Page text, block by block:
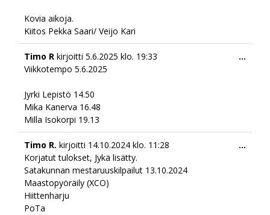
Kovia aikoja.
Kiitos Pekka Saari/ Veijo Kari
Timo R kirjoitti 5.6.2025 klo. 19:33
Viikkotempo 5.6.2025
Jyrki Lepistö 14.50
Mika Kanerva 16.48
Milla Isokorpi 19.13
...
Timo R. kirjoitti 14.10.2024 klo. 11:28
Korjatut tulokset, Jykä lisätty.
Satakunnan mestaruuskilpailut 13.10.2024
Maastopyöräily (XCO)
Hiittenharju
PoTa
...